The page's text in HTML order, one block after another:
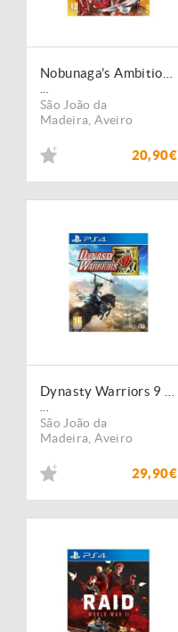
São João da
Madeira ,Aveiro
20,90€
São João da
Madeira ,Aveiro
29,90€